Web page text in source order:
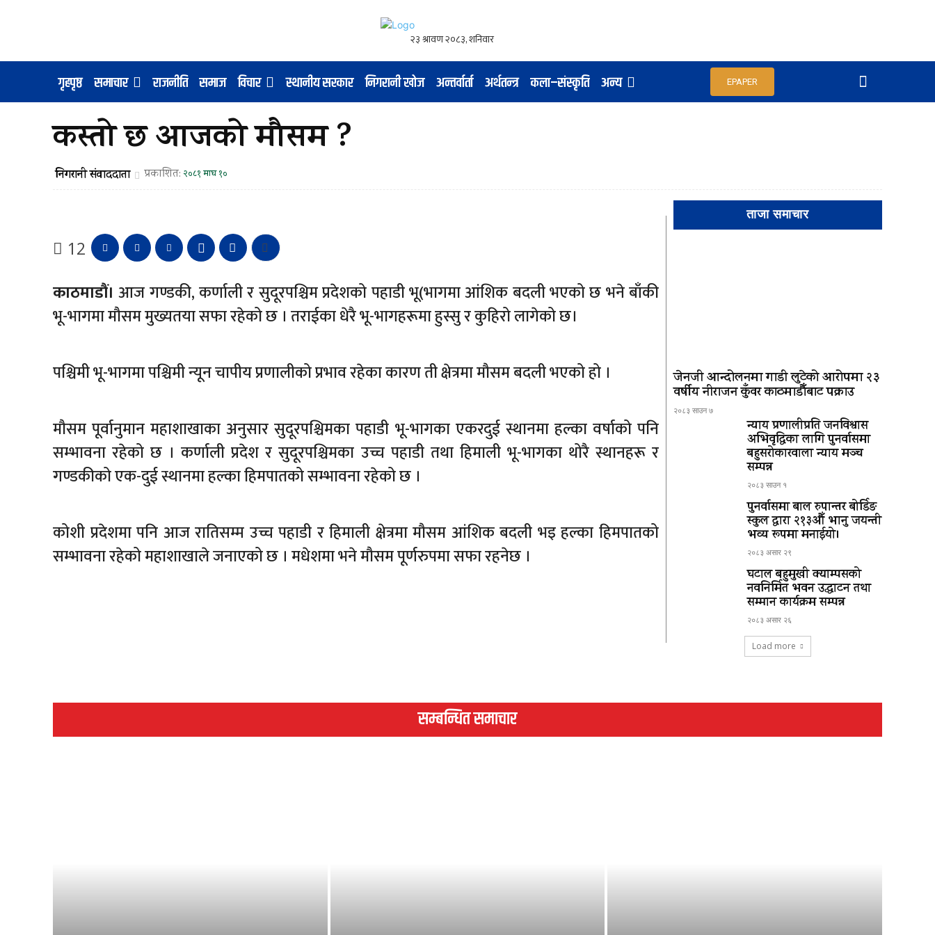
गृहपृष्ठ समाचार राजनीति समाज विचार स्थानीय सरकार निगरानी खोज अन्तर्वार्ता अर्थतन्त्र कला–संस्कृति अन्य EPAPER
कस्तो छ आजको मौसम ?
निगरानी संवाददाता प्रकाशित: २०८१ माघ १०
12
काठमाडौं। आज गण्डकी, कर्णाली र सुदूरपश्चिम प्रदेशको पहाडी भू(भागमा आंशिक बदली भएको छ भने बाँकी
भू-भागमा मौसम मुख्यतया सफा रहेको छ । तराईका धेरै भू-भागहरूमा हुस्सु र कुहिरो लागेको छ।
पश्चिमी भू-भागमा पश्चिमी न्यून चापीय प्रणालीको प्रभाव रहेका कारण ती क्षेत्रमा मौसम बदली भएको हो ।
मौसम पूर्वानुमान महाशाखाका अनुसार सुदूरपश्चिमका पहाडी भू-भागका एकरदुई स्थानमा हल्का वर्षाको पनि
सम्भावना रहेको छ । कर्णाली प्रदेश र सुदूरपश्चिमका उच्च पहाडी तथा हिमाली भू-भागका थोरै स्थानहरू र
गण्डकीको एक-दुई स्थानमा हल्का हिमपातको सम्भावना रहेको छ ।
कोशी प्रदेशमा पनि आज रातिसम्म उच्च पहाडी र हिमाली क्षेत्रमा मौसम आंशिक बदली भइ हल्का हिमपातको
सम्भावना रहेको महाशाखाले जनाएको छ । मधेशमा भने मौसम पूर्णरुपमा सफा रहनेछ ।
ताजा समाचार
जेनजी आन्दोलनमा गाडी लुटेको आरोपमा २३
वर्षीय नीराजन कुँवर काठमाडौँबाट पक्राउ
२०८३ साउन ७
न्याय प्रणालीप्रति जनविश्वास
अभिवृद्धिका लागि पुनर्वासमा
बहुसरोकारवाला न्याय मञ्च
सम्पन्न
२०८३ साउन १
पुनर्वासमा बाल रुपान्तर बोर्डिङ
स्कुल द्धारा २१३औँ भानु जयन्ती
भव्य रूपमा मनाईयो।
२०८३ असार २९
घटाल बहुमुखी क्याम्पसको
नवनिर्मित भवन उद्घाटन तथा
सम्मान कार्यक्रम सम्पन्न
२०८३ असार २६
Load more
सम्बन्धित समाचार